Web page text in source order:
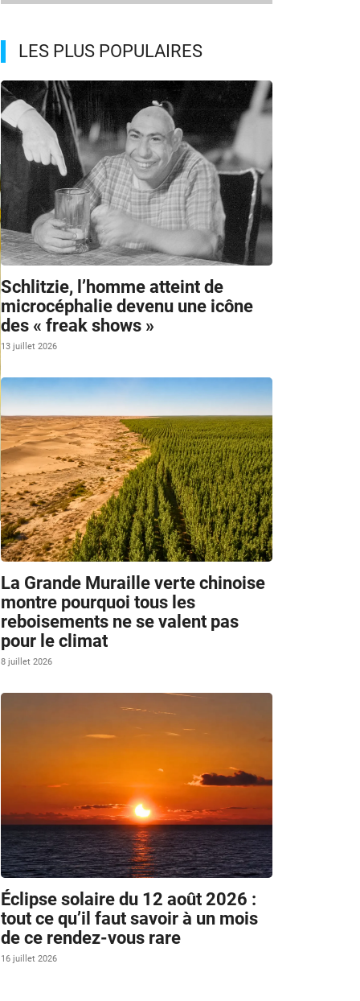
LES PLUS POPULAIRES
Schlitzie, l’homme atteint de
microcéphalie devenu une icône
des « freak shows »
13 juillet 2026
La Grande Muraille verte chinoise
montre pourquoi tous les
reboisements ne se valent pas
pour le climat
8 juillet 2026
Éclipse solaire du 12 août 2026 :
tout ce qu’il faut savoir à un mois
de ce rendez-vous rare
16 juillet 2026